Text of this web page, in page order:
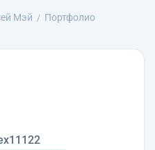
Мэй
Портфолио